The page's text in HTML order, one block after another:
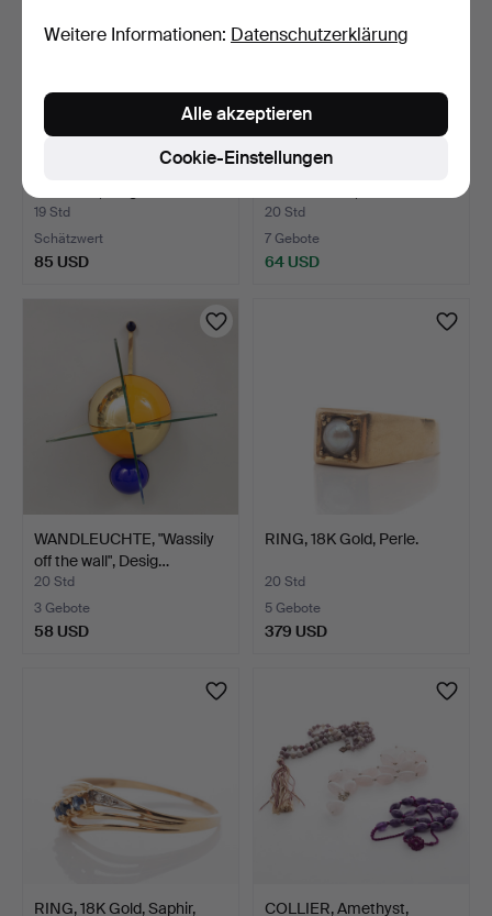
TELLER, sog. Kraak-
19 Std
Schätzwert
85 USD
TEEKANNE, Porzellan,
20 Std
7 Gebote
64 USD
WANDLEUCHTE, "Wassily
off the wall", Desig…
20 Std
3 Gebote
58 USD
RING, 18K Gold, Perle.
20 Std
5 Gebote
379 USD
RING, 18K Gold, Saphir,
COLLIER, Amethyst,
Weitere Informationen: Datenschutzerklärung
Cookie-Einstellungen
Alle akzeptieren